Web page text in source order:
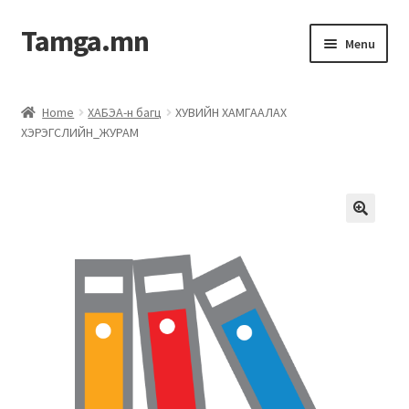
Tamga.mn Menu
ХАБЭА-н багц
Дотоод журмын багц
Компанийн удирдлагын бичиг баримт
Home ХАБЭА-н багц
ХУВИЙН ХАМГААЛАХ
ХЭРЭГСЛИЙН_ЖУРАМ